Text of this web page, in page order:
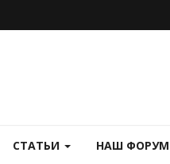
СТАТЬИ НАШ ФОРУМ